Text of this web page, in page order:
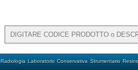
Radiologia Laboratorio Conservativa Strumentario